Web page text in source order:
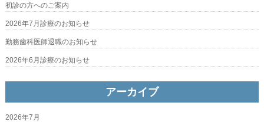
初診の方へのご案内
2026年7月診療のお知らせ
勤務歯科医師退職のお知らせ
2026年6月診療のお知らせ
アーカイブ
2026年7月